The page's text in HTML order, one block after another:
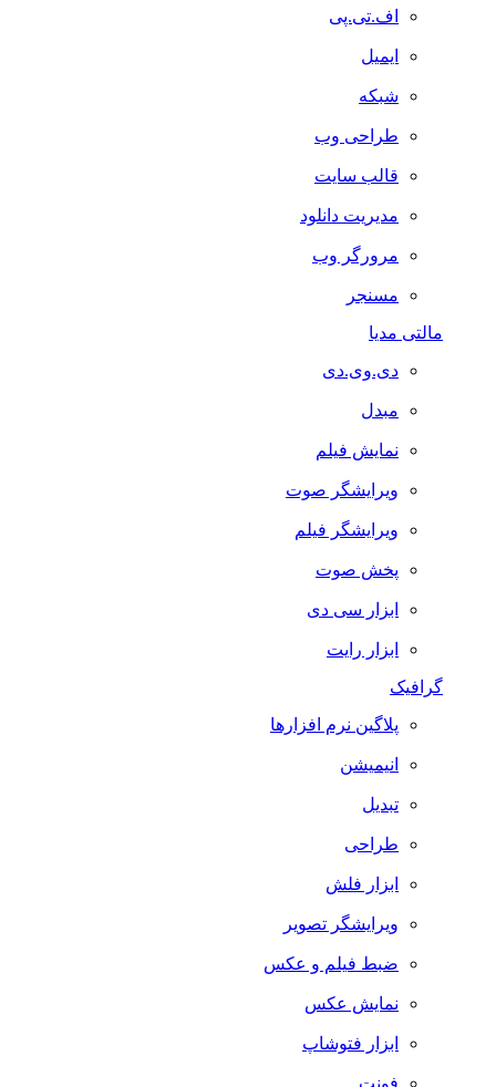
اف.تی.پی
ایمیل
شبکه
طراحی وب
قالب سایت
مدیریت دانلود
مرورگر وب
مسنجر
مالتی مدیا
دی.وی.دی
مبدل
نمایش فیلم
ویرایشگر صوت
ویرایشگر فیلم
پخش صوت
ابزار سی دی
ابزار رایت
گرافیک
پلاگین نرم افزارها
انیمیشن
تبدیل
طراحی
ابزار فلش
ویرایشگر تصویر
ضبط فيلم و عكس
نمایش عکس
ابزار فتوشاپ
فونت